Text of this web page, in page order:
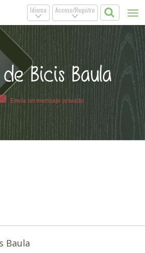
Acceso/Registro
.
Idioma
.
Bicis Baula
Envía un mensaje privado
Baula